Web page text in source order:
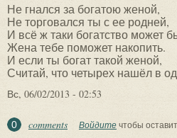
Не гнался за богатою женой,
Не торговался ты с ее родней,
И всё ж таки богатство может
Жена тебе поможет накопить.
И если ты богат такой женой,
Считай, что четырех нашёл в
Вс, 06/02/2013 - 02:53
0 comments Войдитечтобы